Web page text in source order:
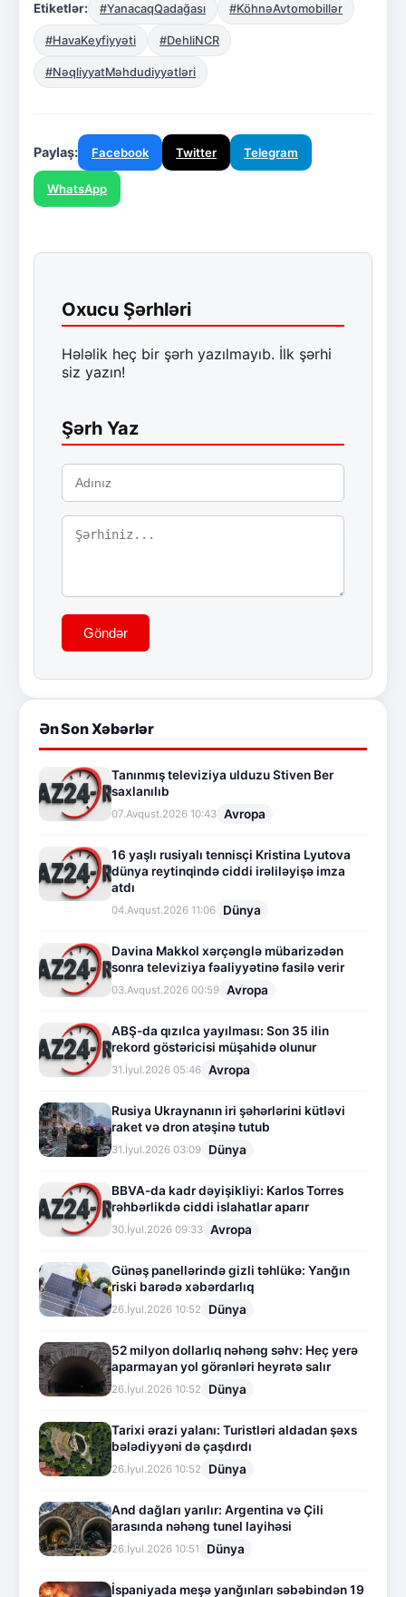
Etiketlər: #YanacaqQadağası #KöhnəAvtomobillər
#HavaKeyfiyyəti #DehliNCR
#NəqliyyatMəhdudiyyətləri
Paylaş: Facebook Twitter Telegram
WhatsApp
Oxucu Şərhləri
Hələlik heç bir şərh yazılmayıb. İlk şərhi
siz yazın!
Şərh Yaz
Göndər
Ən Son Xəbərlər
Tanınmış televiziya ulduzu Stiven Ber
saxlanılıb
07.Avqust.2026 10:43 Avropa
16 yaşlı rusiyalı tennisçi Kristina Lyutova
dünya reytinqində ciddi irəliləyişə imza
atdı
04.Avqust.2026 11:06 Dünya
Davina Makkol xərçənglə mübarizədən
sonra televiziya fəaliyyətinə fasilə verir
03.Avqust.2026 00:59 Avropa
ABŞ-da qızılca yayılması: Son 35 ilin
rekord göstəricisi müşahidə olunur
31.İyul.2026 05:46 Avropa
Rusiya Ukraynanın iri şəhərlərini kütləvi
raket və dron atəşinə tutub
31.İyul.2026 03:09 Dünya
BBVA-da kadr dəyişikliyi: Karlos Torres
rəhbərlikdə ciddi islahatlar aparır
30.İyul.2026 09:33 Avropa
Günəş panellərində gizli təhlükə: Yanğın
riski barədə xəbərdarlıq
26.İyul.2026 10:52 Dünya
52 milyon dollarlıq nəhəng səhv: Heç yerə
aparmayan yol görənləri heyrətə salır
26.İyul.2026 10:52 Dünya
Tarixi ərazi yalanı: Turistləri aldadan şəxs
bələdiyyəni də çaşdırdı
26.İyul.2026 10:52 Dünya
And dağları yarılır: Argentina və Çili
arasında nəhəng tunel layihəsi
26.İyul.2026 10:51 Dünya
İspaniyada meşə yanğınları səbəbindən 19